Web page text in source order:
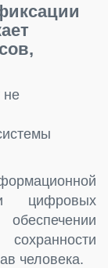
не
цифровых
человека.